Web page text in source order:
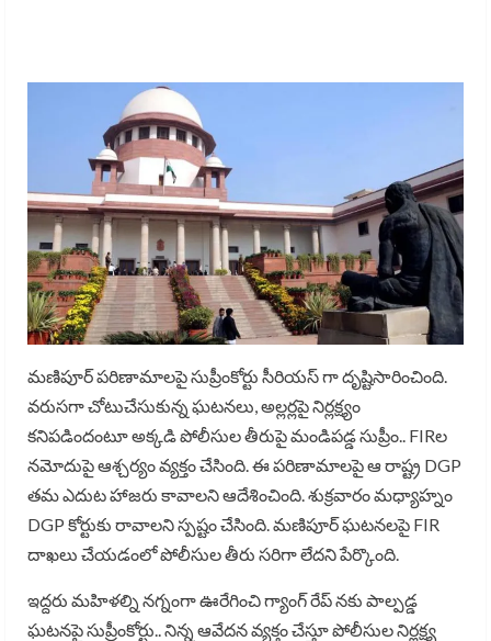
మణిపూర్ పరిణామాలపై సుప్రీంకోర్టు సీరియస్ గా దృష్టిసారించింది.
వరుసగా చోటుచేసుకున్న ఘటనలు, అల్లర్లపై నిర్లక్ష్యం
కనిపడిందంటూ అక్కడి పోలీసుల తీరుపై మండిపడ్డ సుప్రీం.. FIRల
నమోదుపై ఆశ్చర్యం వ్యక్తం చేసింది. ఈ పరిణామాలపై ఆ రాష్ట్ర DGP
తమ ఎదుట హాజరు కావాలని ఆదేశించింది. శుక్రవారం మధ్యాహ్నం
DGP కోర్టుకు రావాలని స్పష్టం చేసింది. మణిపూర్ ఘటనలపై FIR
దాఖలు చేయడంలో పోలీసుల తీరు సరిగా లేదని పేర్కొంది.
ఇద్దరు మహిళల్ని నగ్నంగా ఊరేగించి గ్యాంగ్ రేప్ నకు పాల్పడ్డ
ఘటనపై సుప్రీంకోర్టు.. నిన్న ఆవేదన వ్యక్తం చేస్తూ పోలీసుల నిర్లక్ష్య